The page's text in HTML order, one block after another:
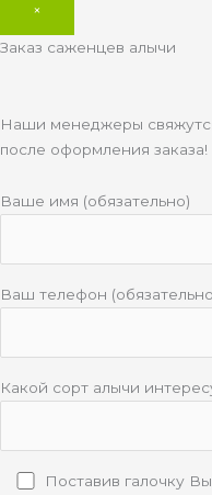
×
Заказ саженцев алычи
Наши менеджеры
после оформления заказа!
Ваше имя (обязательно)
Ваш телефон
Какой сорт алычи
Поставив галочку